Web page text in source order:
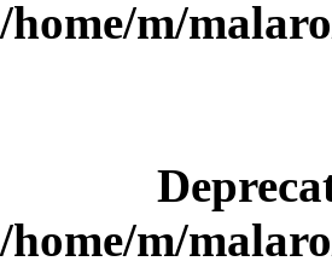
/home/m/
/home/m/